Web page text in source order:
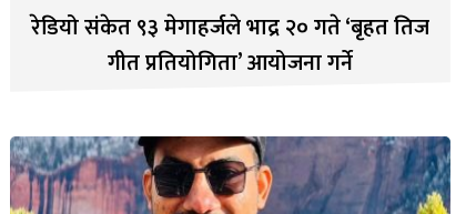
रेडियो संकेत ९३ मेगाहर्जले भाद्र २० गते ‘बृहत तिज
गीत प्रतियोगिता’ आयोजना गर्ने